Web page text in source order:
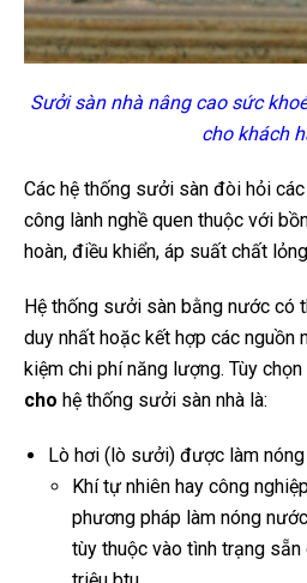
Sưởi sàn nhà nâng cao sức
cho khách
Các hệ thống sưởi sàn đòi hỏi
công lành nghề quen thuộc với
hoàn, điều khiển, áp suất chất
Hệ thống sưởi sàn bằng nước có
duy nhất hoặc kết hợp các nguồn
kiệm chi phí năng lượng. Tùy chọn
cho hệ thống sưởi sàn nhà là:
Lò hơi (lò sưởi) được làm nóng
Khí tự nhiên hay công
phương pháp làm nóng
tùy thuộc vào tình trạng